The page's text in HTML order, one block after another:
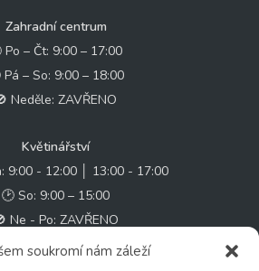
soukromí nám záleží
Zahradní centrum
Po – Čt: 9:00 – 17:00
Pá – So: 9:00 – 18:00
Neděle: ZAVŘENO
Květinářství
9:00 - 12:00 │ 13:00 - 17:00
🕑 So: 9:00 – 15:00
Ne - Po: ZAVŘENO